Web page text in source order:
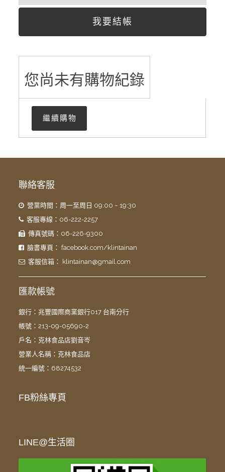
我要結帳
您尚未有購物紀錄
繼續購物
聯絡客服
營業時間：周一至周日 09:00 ~ 19:30
客服專線：06-222-2257
傳真號碼：06-226-9300
臉書專頁：facebook.com/klintainan
客服信箱：
klintainan@gmail.com
匯款帳號
銀行：兆豐國際商業銀行017 台南分行
帳號：213-09-05690-2
戶名：克林食品店劉音岑
營業人名稱：克林食品店
統一編號：68274532
FB粉絲專頁
LINE@生活圈